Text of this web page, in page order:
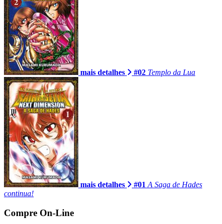
mais detalhes #02 Templo da Lua
mais detalhes #01 A Saga de Hades
continua!
Compre On-Line